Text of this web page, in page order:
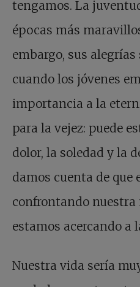
tengamos. La
épocas más
embargo, sus
cuando los jóvenes
importancia a la
para la vejez: puede
dolor, la soledad y la
damos cuenta de que
confrontando
estamos acercando a
Nuestra vida sería